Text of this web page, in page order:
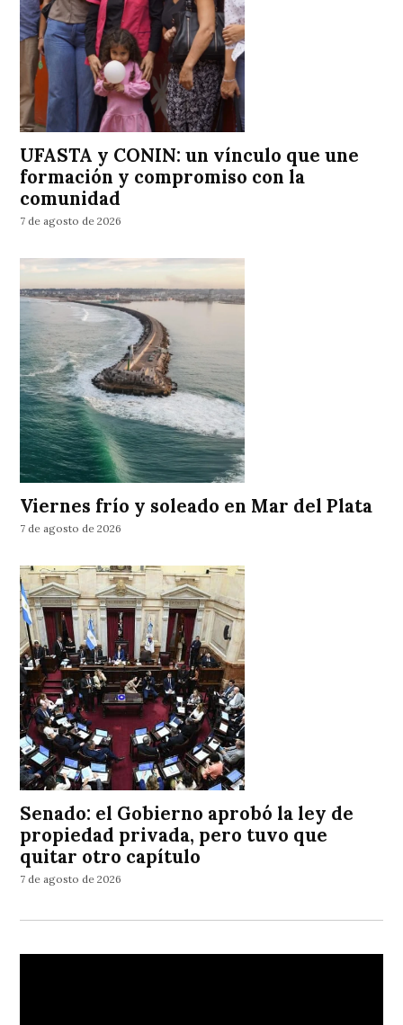
UFASTA y CONIN: un vínculo que une
formación y compromiso con la
comunidad
7 de agosto de 2026
Viernes frío y soleado en Mar del Plata
7 de agosto de 2026
Senado: el Gobierno aprobó la ley de
propiedad privada, pero tuvo que
quitar otro capítulo
7 de agosto de 2026